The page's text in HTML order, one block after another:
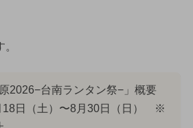
2026−台南ランタン祭−」概要
18日（土）〜8月30日（日） ※